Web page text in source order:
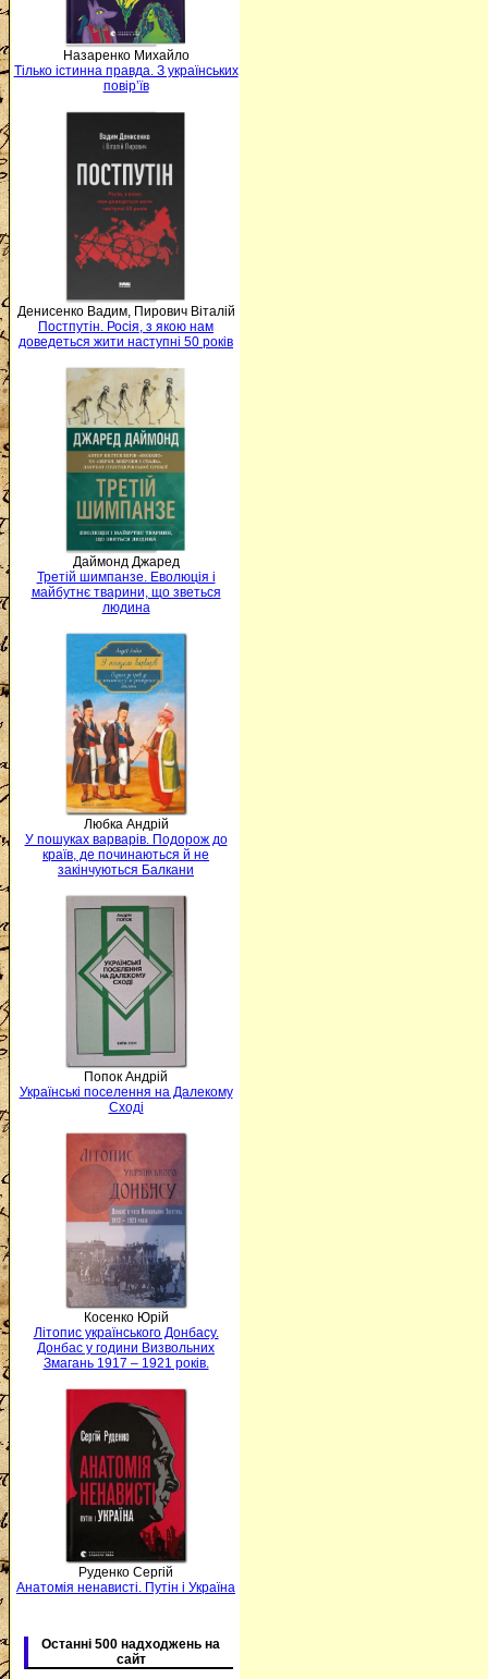
Назаренко Михайло
Тілько істинна правда. З українських
повір’їв
Денисенко Вадим, Пирович Віталій
Постпутін. Росія, з якою нам
доведеться жити наступні 50 років
Даймонд Джаред
Третій шимпанзе. Еволюція і
майбутнє тварини, що зветься
людина
Любка Андрій
У пошуках варварів. Подорож до
країв, де починаються й не
закінчуються Балкани
Попок Андрій
Українські поселення на Далекому
Сході
Косенко Юрій
Літопис українського Донбасу.
Донбас у години Визвольних
Змагань 1917 – 1921 років.
Руденко Сергій
Анатомія ненависті. Путін і Україна
Останні 500 надходжень на
сайт